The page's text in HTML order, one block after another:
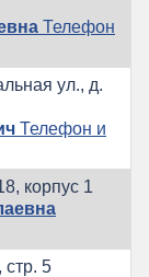
Телефон
ул., д.
Телефон и
корпус 1
стр. 5